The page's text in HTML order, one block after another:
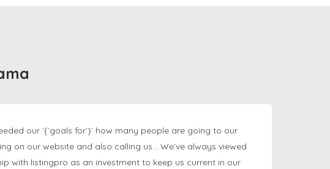
our `{`goals for`}` how many people are going to our
on our website and also calling us… We’ve always viewed
with listingpro as an investment to keep us current in our